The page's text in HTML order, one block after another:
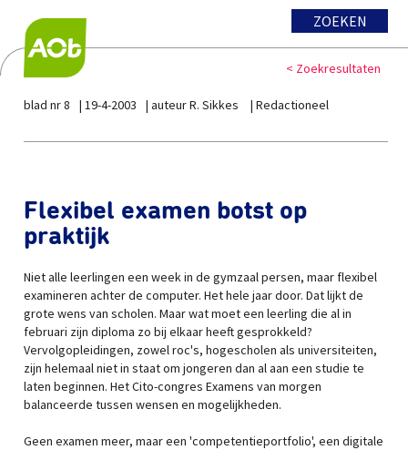
ZOEKEN
< Zoekresultaten
blad nr 8 19-4-2003 auteur R. Sikkes Redactioneel
Flexibel examen botst op
praktijk
Niet alle leerlingen een week in de gymzaal persen, maar flexibel
examineren achter de computer. Het hele jaar door. Dat lijkt de
grote wens van scholen. Maar wat moet een leerling die al in
februari zijn diploma zo bij elkaar heeft gesprokkeld?
Vervolgopleidingen, zowel roc's, hogescholen als universiteiten,
zijn helemaal niet in staat om jongeren dan al aan een studie te
laten beginnen. Het Cito-congres Examens van morgen
balanceerde tussen wensen en mogelijkheden.
Geen examen meer, maar een 'competentieportfolio', een digitale